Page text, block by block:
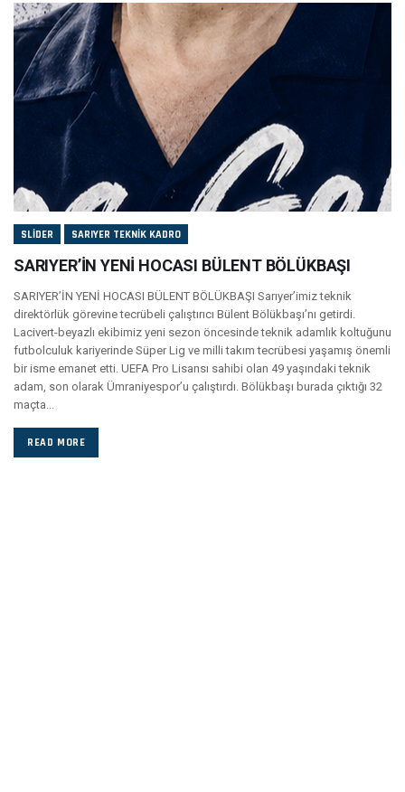
SLIDER SARIYER TEKNIK KADRO
SARIYER’İN YENİ HOCASI BÜLENT BÖLÜKBAŞI
SARIYER’İN YENİ HOCASI BÜLENT BÖLÜKBAŞI Sarıyer’imiz teknik
direktörlük görevine tecrübeli çalıştırıcı Bülent Bölükbaşı’nı getirdi.
Lacivert-beyazlı ekibimiz yeni sezon öncesinde teknik adamlık koltuğunu
futbolculuk kariyerinde Süper Lig ve milli takım tecrübesi yaşamış önemli
bir isme emanet etti. UEFA Pro Lisansı sahibi olan 49 yaşındaki teknik
adam, son olarak Ümraniyespor’u çalıştırdı. Bölükbaşı burada çıktığı 32
maçta...
READ MORE